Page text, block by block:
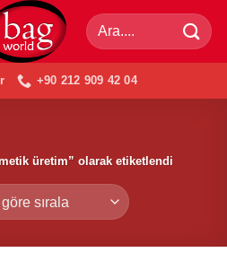
Ara:
+90 212 909 42 04
üretim” olarak etiketlendi